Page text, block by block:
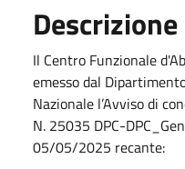
Descrizione
Il Centro Funzionale
emesso dal
Nazionale l’Avviso di
N. 25035 DPC-
05/05/2025 recante: